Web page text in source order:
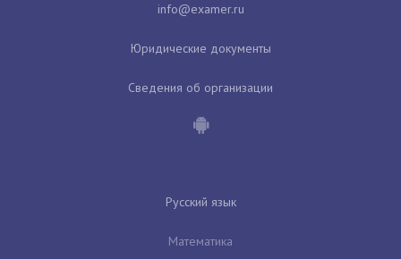
Юридические документы
Сведения об организации
Русский язык
Математика